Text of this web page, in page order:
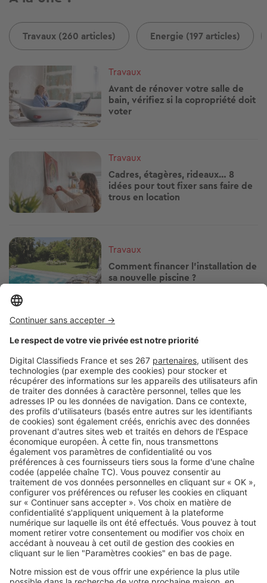
Travaux (260 articles) Energie (197 articles)
Image
Travaux
Avant de rénover votre salle de
bain, vérifiez si la copropriété doit
voter
Image
Travaux
Cadres, étagères, rideaux… 8
idées pour tout fixer sans faire de
trous en location
Image
Travaux
Comment financer l'installation de
sa nouvelle piscine ?
Image
Travaux
par quoi commencer ?
Image
Travaux
Transformer sa grange ou un
bâtiment agricole en gîte :
comment faire ?
SeLoger c'est aussi